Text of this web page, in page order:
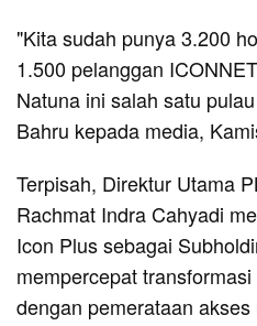
"Kita sudah punya 3.200
1.500 pelanggan
Natuna ini salah satu
Bahru kepada media,
Terpisah, Direktur Utama
Rachmat Indra Cahyadi
Icon Plus sebagai
mempercepat
dengan pemerataan